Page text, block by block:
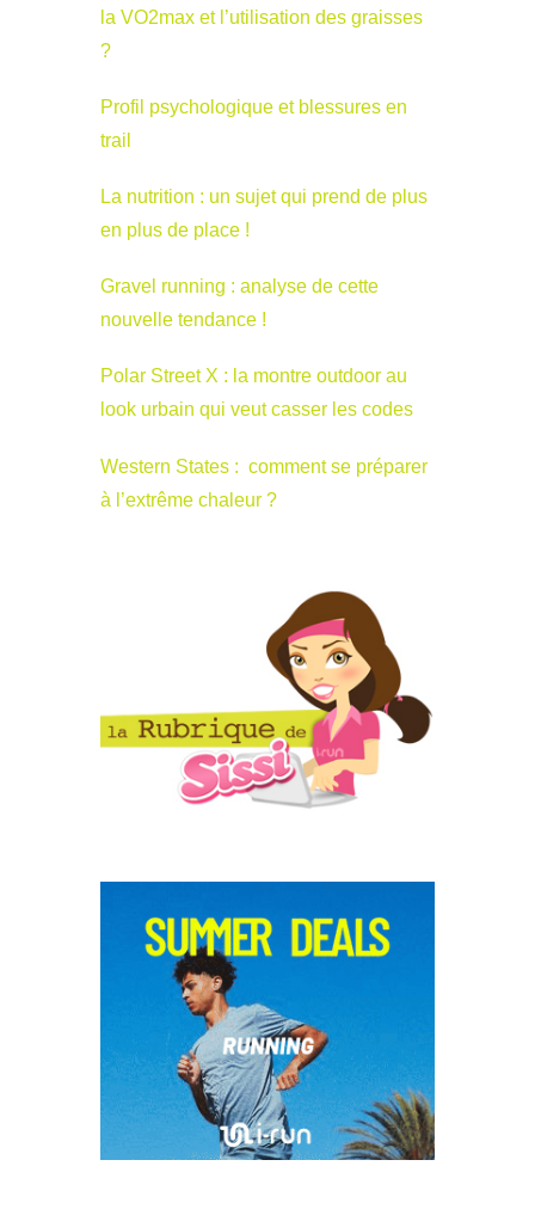
la VO2max et l’utilisation des graisses
?
Profil psychologique et blessures en
trail
La nutrition : un sujet qui prend de plus
en plus de place !
Gravel running : analyse de cette
nouvelle tendance !
Polar Street X : la montre outdoor au
look urbain qui veut casser les codes
Western States : comment se préparer
à l’extrême chaleur ?